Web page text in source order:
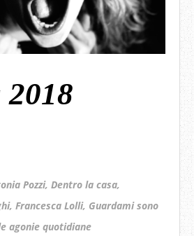
Pozzi, Dentro la casa,
, Francesca Lolli, Guardami sono
agonie quotidiane